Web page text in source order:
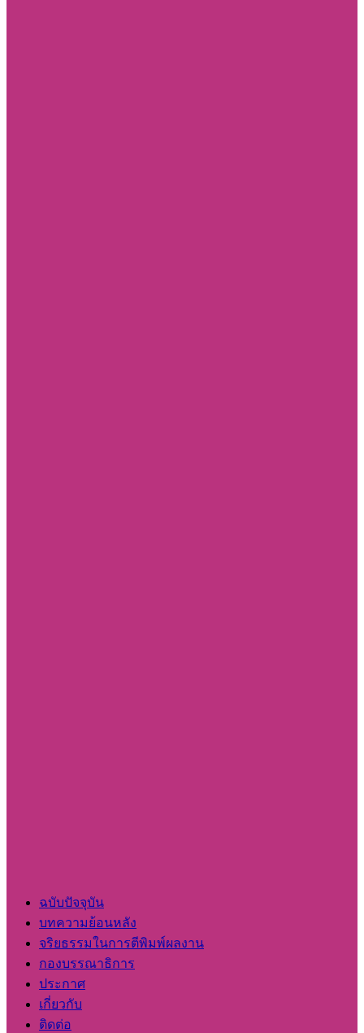
ฉบับปัจจุบัน
บทความย้อนหลัง
จริยธรรมในการตีพิมพ์ผลงาน
กองบรรณาธิการ
ประกาศ
เกี่ยวกับ
ติดต่อ